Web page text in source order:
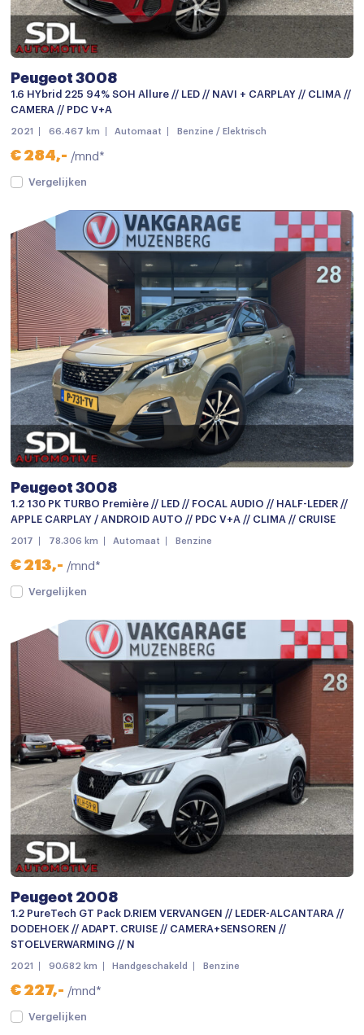
Centrale deurvergrendeling met afstandsbediening
Chroom delen exterieur
Elektronische remkrachtverdeling
LED dagrijverlichting
Lichtmetalen velgen
Lichtmetalen velgen 18"
Metaalkleur
Mistlampen voor
Parkeersensor achter
Parkeersensor voor
Parkeersensor voor en achter
Trekhaak
Android auto
Apple carplay
Bluetooth telefoonvoorbereiding
Focal premium audio
Multimedia-voorbereiding
Stuurwiel multifunctioneel
Achterbank in delen neerklapbaar
Airco (automatisch)
Armsteun
Armsteun voor
Bestuurdersstoel in hoogte verstelbaar
Binnenspiegel automatisch dimmend
Climate control
Cruise control
Cruisecontrol
Elektrische ramen voor en achter
Hoofdsteunen achter
Lederen/stof bekleding
Lederen stuurwiel
Peugeot 3008
1.6 HYbrid 225 94% SOH Allure // LED // NAVI + CARPLAY // CLIMA //
CAMERA // PDC V+A
2021 66.467 km Automaat Benzine / Elektrisch
€ 284,- /mnd*
Vergelijken
Peugeot 3008
1.2 130 PK TURBO Première // LED // FOCAL AUDIO // HALF-LEDER //
APPLE CARPLAY / ANDROID AUTO // PDC V+A // CLIMA // CRUISE
2017 78.306 km Automaat Benzine
€ 213,- /mnd*
Vergelijken
Peugeot 2008
1.2 PureTech GT Pack D.RIEM VERVANGEN // LEDER-ALCANTARA //
DODEHOEK // ADAPT. CRUISE // CAMERA+SENSOREN //
STOELVERWARMING // N
2021 90.682 km Handgeschakeld Benzine
€ 227,- /mnd*
Vergelijken